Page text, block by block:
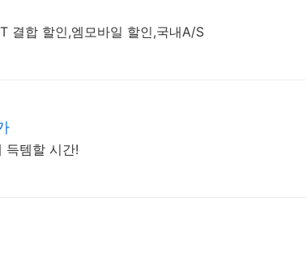
결합 할인,엠모바일 할인,국내A/S
득템할 시간!